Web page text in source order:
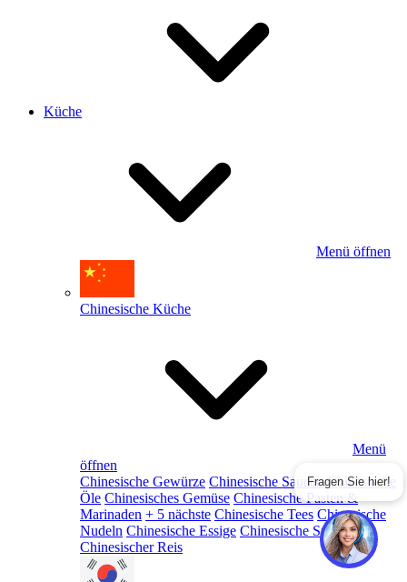
Küche
Menü öffnen
Chinesische Küche
Menü
öffnen
Chinesische Gewürze Chinesische Saucen Chinesische
Öle Chinesisches Gemüse Chinesische Pasten &
Marinaden + 5 nächste Chinesische Tees Chinesische
Nudeln Chinesische Essige Chinesische Snacks
Chinesischer Reis
Fragen Sie hier!